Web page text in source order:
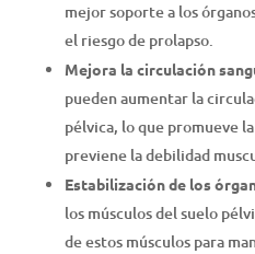
mejor soporte a los
el riesgo de prolapso.
Mejora la circulación
pueden aumentar la
pélvica, lo que promueve
previene la debilidad
Estabilización de los
los músculos del suelo
de estos músculos para